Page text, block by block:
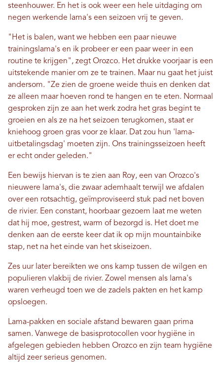
steenhouwer. En het is ook weer een hele uitdaging om
negen werkende lama's een seizoen vrij te geven.
"Het is balen, want we hebben een paar nieuwe
trainingslama's en ik probeer er een paar weer in een
routine te krijgen", zegt Orozco. Het drukke voorjaar is een
uitstekende manier om ze te trainen. Maar nu gaat het juist
andersom. "Ze zien de groene weide thuis en denken dat
ze alleen maar hoeven rond te hangen en te eten. Normaal
gesproken zijn ze aan het werk zodra het gras begint te
groeien en als ze na het seizoen terugkomen, staat er
kniehoog groen gras voor ze klaar. Dat zou hun 'lama-
uitbetalingsdag' moeten zijn. Ons trainingsseizoen heeft
er echt onder geleden."
Een bewijs hiervan is te zien aan Roy, een van Orozco's
nieuwere lama's, die zwaar ademhaalt terwijl we afdalen
over een rotsachtig, geïmproviseerd stuk pad net boven
de rivier. Een constant, hoorbaar gezoem laat me weten
dat hij moe, gestrest, warm of bezorgd is. Het doet me
denken aan de eerste keer dat ik op mijn mountainbike
stap, net na het einde van het skiseizoen.
Zes uur later bereikten we ons kamp tussen de wilgen en
populieren vlakbij de rivier. Zowel mensen als lama's
waren verheugd toen we de zadels pakten en het kamp
opsloegen.
Lama-pakken en sociale afstand bewaren gaan prima
samen. Vanwege de basisprotocollen voor hygiëne in
afgelegen gebieden hebben Orozco en zijn team hygiëne
altijd zeer serieus genomen.